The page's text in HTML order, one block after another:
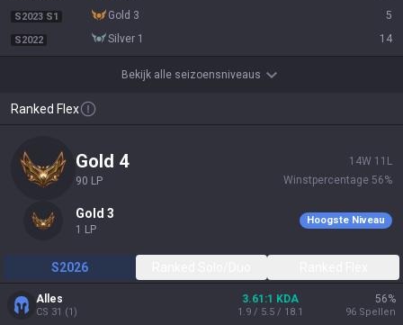
S2023 S1 gold 3 5
S2022 silver 1 14
Bekijk alle seizoensniveaus
Ranked Flex
gold 4
90 LP
14W 11 L
Winstpercentage 56%
gold 3
1 LP
Hoogste Niveau
S2026
Alles
CS 31 (1)
3.61:1 KDA
1.9 / 5.5 / 18.1
56%
96 Spellen